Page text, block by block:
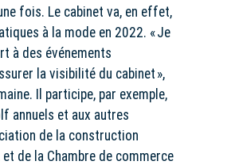
fois. Le cabinet va, en effet,
à la mode en 2022. « Je
à des événements
la visibilité du cabinet »,
Il participe, par exemple,
annuels et aux autres
de la construction
et de la Chambre de commerce